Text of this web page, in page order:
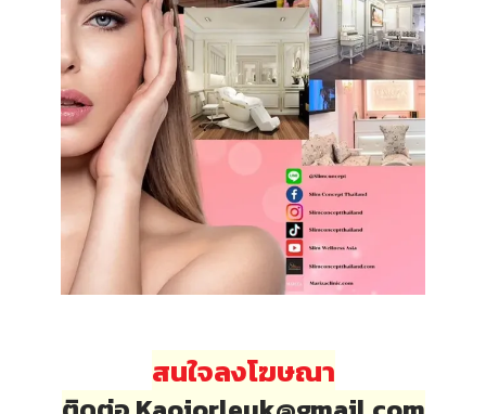
สนใจลงโฆษณา